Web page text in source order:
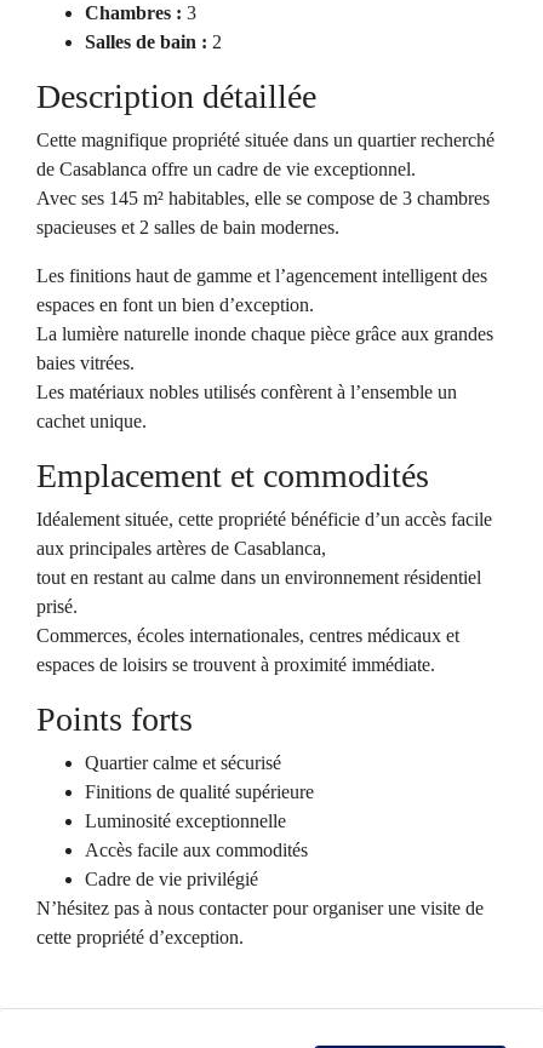
Chambres : 3
Salles de bain : 2
Description détaillée
Cette magnifique propriété située dans un quartier recherché
de Casablanca offre un cadre de vie exceptionnel.
Avec ses 145 m² habitables, elle se compose de 3 chambres
spacieuses et 2 salles de bain modernes.
Les finitions haut de gamme et l’agencement intelligent des
espaces en font un bien d’exception.
La lumière naturelle inonde chaque pièce grâce aux grandes
baies vitrées.
Les matériaux nobles utilisés confèrent à l’ensemble un
cachet unique.
Emplacement et commodités
Idéalement située, cette propriété bénéficie d’un accès facile
aux principales artères de Casablanca,
tout en restant au calme dans un environnement résidentiel
prisé.
Commerces, écoles internationales, centres médicaux et
espaces de loisirs se trouvent à proximité immédiate.
Points forts
Quartier calme et sécurisé
Finitions de qualité supérieure
Luminosité exceptionnelle
Accès facile aux commodités
Cadre de vie privilégié
N’hésitez pas à nous contacter pour organiser une visite de
cette propriété d’exception.